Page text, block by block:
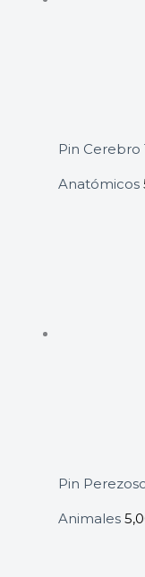
Pin Cerebro
Anatómicos
Pin
Animales